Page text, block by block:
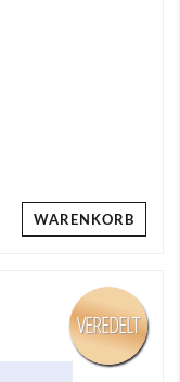
WARENKORB
VEREDELT